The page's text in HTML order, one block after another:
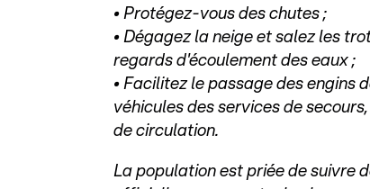
• Protégez-vous des chutes ;
• Dégagez la neige et salez les
regards d'écoulement des eaux ;
• Facilitez le passage des engins
véhicules des services de
de circulation.
La population est priée de suivre